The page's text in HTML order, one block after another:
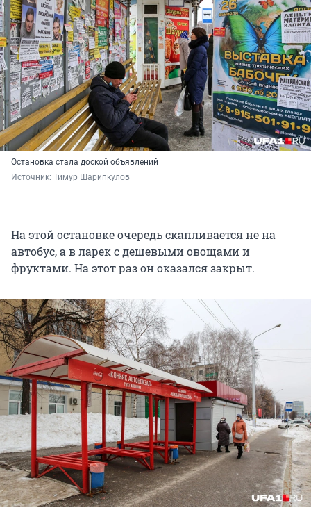
Остановка стала доской объявлений
Источник: Тимур Шарипкулов
На этой остановке очередь скапливается не на
автобус, а в ларек с дешевыми овощами и
фруктами. На этот раз он оказался закрыт.